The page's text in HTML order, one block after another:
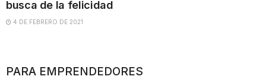
busca de la felicidad
4 DE FEBRERO DE 2021
PARA EMPRENDEDORES